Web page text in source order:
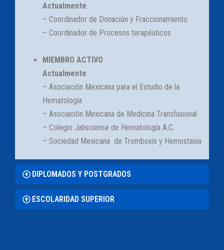
Actualmente
– Coordinador de Donación y Fraccionamiento.
– Coordinador de Procesos terapéuticos
MIEMBRO ACTIVO
Actualmente
– Asociación Mexicana para el Estudio de la
Hematología
– Asociación Mexicana de Medicina Transfusional
– Colegio Jalisciense de Hematología A.C.
– Sociedad Mexicana de Trombosis y Hemostasia
DIPLOMADOS Y POSTGRADOS
ESCOLARIDAD SUPERIOR